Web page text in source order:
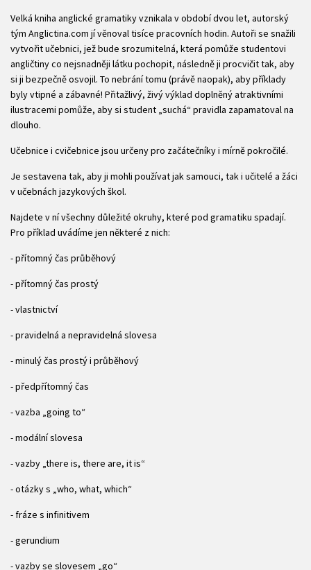
Velká kniha anglické gramatiky vznikala v období dvou let, autorský
tým Anglictina.com jí věnoval tisíce pracovních hodin. Autoři se snažili
vytvořit učebnici, jež bude srozumitelná, která pomůže studentovi
angličtiny co nejsnadněji látku pochopit, následně ji procvičit tak, aby
si ji bezpečně osvojil. To nebrání tomu (právě naopak), aby příklady
byly vtipné a zábavné! Přitažlivý, živý výklad doplněný atraktivními
ilustracemi pomůže, aby si student „suchá“ pravidla zapamatoval na
dlouho.
Učebnice i cvičebnice jsou určeny pro začátečníky i mírně pokročilé.
Je sestavena tak, aby ji mohli používat jak samouci, tak i učitelé a žáci
v učebnách jazykových škol.
Najdete v ní všechny důležité okruhy, které pod gramatiku spadají.
Pro příklad uvádíme jen některé z nich:
- přítomný čas průběhový
- přítomný čas prostý
- vlastnictví
- pravidelná a nepravidelná slovesa
- minulý čas prostý i průběhový
- předpřítomný čas
- vazba „going to“
- modální slovesa
- vazby „there is, there are, it is“
- otázky s „who, what, which“
- fráze s infinitivem
- gerundium
- vazby se slovesem „go“